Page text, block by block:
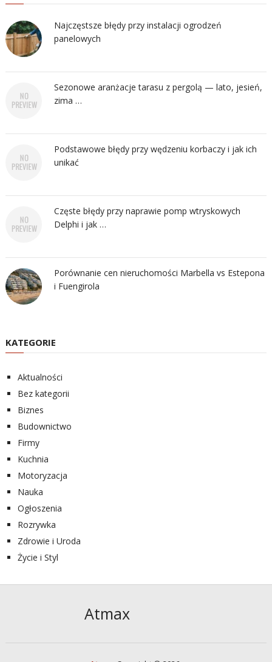
Najczęstsze błędy przy instalacji ogrodzeń
panelowych
Sezonowe aranżacje tarasu z pergolą — lato, jesień,
zima …
Podstawowe błędy przy wędzeniu korbaczy i jak ich
unikać
Częste błędy przy naprawie pomp wtryskowych
Delphi i jak …
Porównanie cen nieruchomości Marbella vs Estepona
i Fuengirola
KATEGORIE
Aktualności
Bez kategorii
Biznes
Budownictwo
Firmy
Kuchnia
Motoryzacja
Nauka
Ogłoszenia
Rozrywka
Zdrowie i Uroda
Życie i Styl
Atmax